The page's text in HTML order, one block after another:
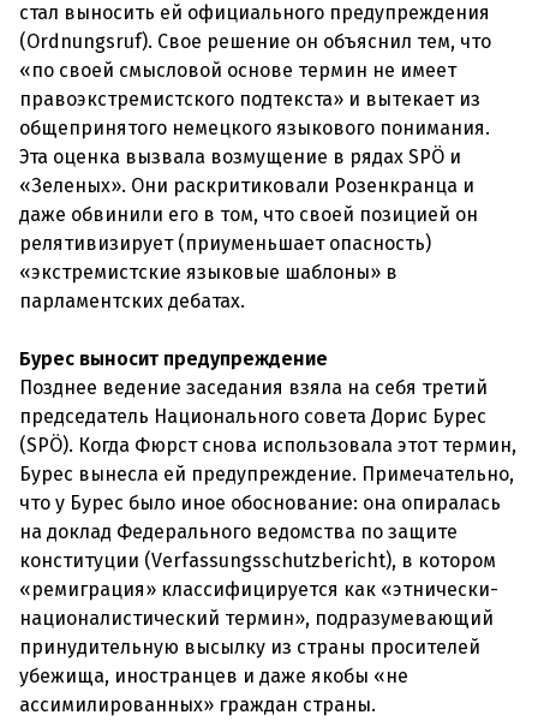
стал выносить ей официального предупреждения
(Ordnungsruf). Свое решение он объяснил тем, что
«по своей смысловой основе термин не имеет
правоэкстремистского подтекста» и вытекает из
общепринятого немецкого языкового понимания.
Эта оценка вызвала возмущение в рядах SPÖ и
«Зеленых». Они раскритиковали Розенкранца и
даже обвинили его в том, что своей позицией он
релятивизирует (приуменьшает опасность)
«экстремистские языковые шаблоны» в
парламентских дебатах.
Бурес выносит предупреждение
Позднее ведение заседания взяла на себя третий
председатель Национального совета Дорис Бурес
(SPÖ). Когда Фюрст снова использовала этот термин,
Бурес вынесла ей предупреждение. Примечательно,
что у Бурес было иное обоснование: она опиралась
на доклад Федерального ведомства по защите
конституции (Verfassungsschutzbericht), в котором
«ремиграция» классифицируется как «этнически-
националистический термин», подразумевающий
принудительную высылку из страны просителей
убежища, иностранцев и даже якобы «не
ассимилированных» граждан страны.